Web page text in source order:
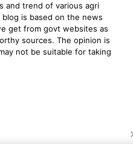
and trend of various agri
is based on the news
get from govt websites as
sources. The opinion is
not be suitable for taking